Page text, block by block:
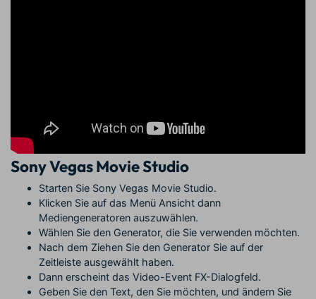
Sony Vegas Movie Studio
Starten Sie Sony Vegas Movie Studio.
Klicken Sie auf das Menü Ansicht dann
Mediengeneratoren auszuwählen.
Wählen Sie den Generator, die Sie verwenden möchten.
Nach dem Ziehen Sie den Generator Sie auf der
Zeitleiste ausgewählt haben.
Dann erscheint das Video-Event FX-Dialogfeld.
Geben Sie den Text, den Sie möchten, und ändern Sie